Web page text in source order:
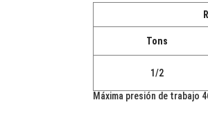
Tons
1/2
Máxima presión de trabajo